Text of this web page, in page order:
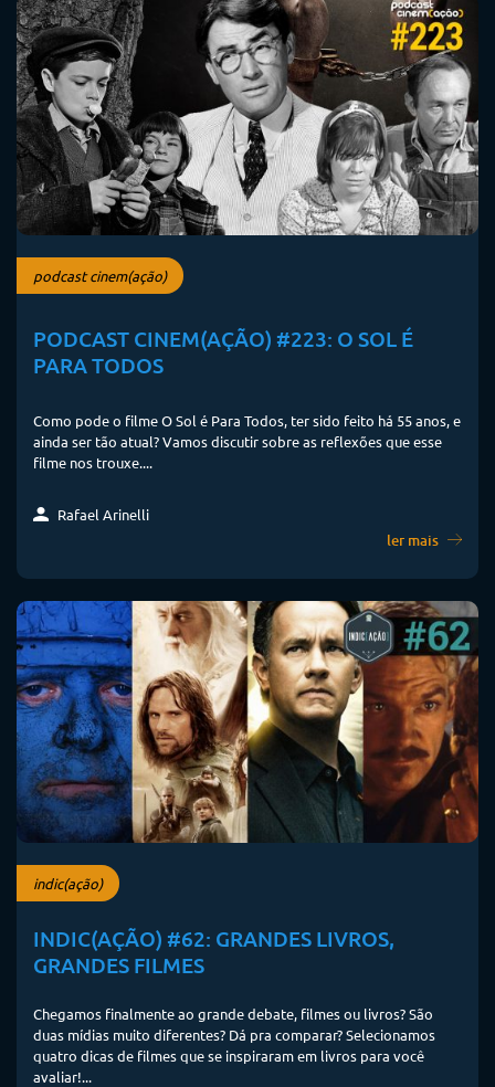
podcast cinem(ação)
PODCAST CINEM(AÇÃO) #223: O SOL É
PARA TODOS
Como pode o filme O Sol é Para Todos, ter sido feito há 55 anos, e
ainda ser tão atual? Vamos discutir sobre as reflexões que esse
filme nos trouxe....
Rafael Arinelli
ler mais
indic(ação)
INDIC(AÇÃO) #62: GRANDES LIVROS,
GRANDES FILMES
Chegamos finalmente ao grande debate, filmes ou livros? São
duas mídias muito diferentes? Dá pra comparar? Selecionamos
quatro dicas de filmes que se inspiraram em livros para você
avaliar!...